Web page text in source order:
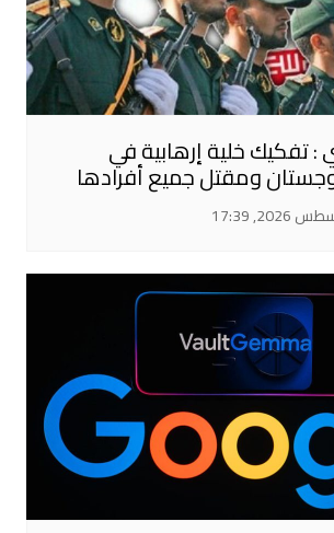
: تفكيك خلية إرهابية في
ومقتل جميع أفرادها